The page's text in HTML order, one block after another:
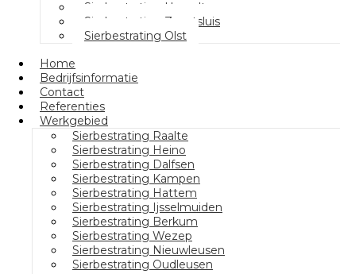
Sierbestrating Hasselt
Sierbestrating Zwartsluis
Sierbestrating Olst
Home
Bedrijfsinformatie
Contact
Referenties
Werkgebied
Sierbestrating Raalte
Sierbestrating Heino
Sierbestrating Dalfsen
Sierbestrating Kampen
Sierbestrating Hattem
Sierbestrating Ijsselmuiden
Sierbestrating Berkum
Sierbestrating Wezep
Sierbestrating Nieuwleusen
Sierbestrating Oudleusen